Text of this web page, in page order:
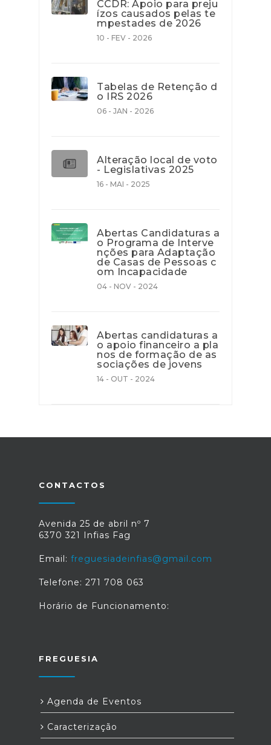
CCDR: Apoio para preju
ízos causados pelas te
mpestades de 2026
10 - FEV - 2026
Tabelas de Retenção d
o IRS 2026
06 - JAN - 2026
Alteração local de voto
- Legislativas 2025
16 - MAI - 2025
Abertas Candidaturas a
o Programa de Interve
nções para Adaptação
de Casas de Pessoas c
om Incapacidade
04 - NOV - 2024
Abertas candidaturas a
o apoio financeiro a pla
nos de formação de as
sociações de jovens
14 - OUT - 2024
CONTACTOS
Avenida 25 de abril nº 7
6370 321 Infias Fag
Email: freguesiadeinfias@gmail.com
Telefone: 271 708 063
Horário de Funcionamento:
FREGUESIA
Agenda de Eventos
Caracterização